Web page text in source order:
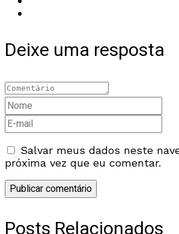
Deixe uma resposta
Salvar meus dados neste
próxima vez que eu comentar.